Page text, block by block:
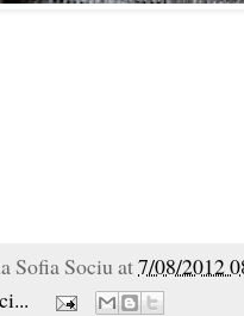
Sofia Sociu at7/08/2012